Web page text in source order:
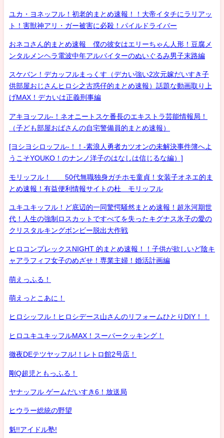
ユカ・ヨネッフル！初老的まとめ速報！！大帝イタチにラリアッ
ト！害獣神アリ・ガー被害に必殺！パイルドライバー
おネコさん的まとめ速報 僕の彼女はエリーちゃん人形！豆腐メ
ンタルメンヘラ電波中年アルバイターのぬいぐるみ男子末路編
スケバン！デカッフルまっくす（デカい強い2次元嫁だいすき子
供部屋おじさんヒロシ之古惑仔的まとめ速報）話題な動画取り上
げMAX！デカいは正義刑事編
アキヨッフル-！ネオニートスケ番長のエキストラ芸能情報局！
（子ども部屋おばさんの自宅警備員的まとめ速報）
[ヨシヨシロッフル-！！-素浪人勇者カツオンの未解決事件簿へよ
うこそYOUKO！のナンノ洋子のはなしは信じるな編）]
モリッフル！ 50代無職独身ガチホモ童貞！女装子オネエ的ま
とめ速報！有益便利情報サイトの杜 モリッフル
ユキユキッフル！ど底辺的一同驚愕騒然まとめ速報！超氷河期世
代！人生の強制ロスカットですべてを失ったキグナス氷子の愛の
クリスタルキングボンビー脱出大作戦
ヒロコンプレックスNIGHT 的まとめ速報！！子供が欲しいど陰キ
ャアラフィフ女子のめざせ！専業主婦！婚活計画編
萌えっふる！
萌えっとこあに！
ヒロシッフル！ヒロシデース山さんのリフォームひとりDIY！！
ヒロユキユキッフルMAX！スーパークッキング！
徹夜DEテツヤッフル!！レトロ館2号店！
剛Q超児ともっふる！
ヤナッフル ゲームだいすき6！放送局
ヒウラー総統の野望
魁!!アイドル塾!